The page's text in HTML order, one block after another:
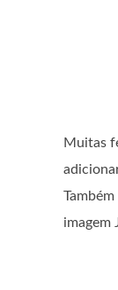
Muitas
imagem